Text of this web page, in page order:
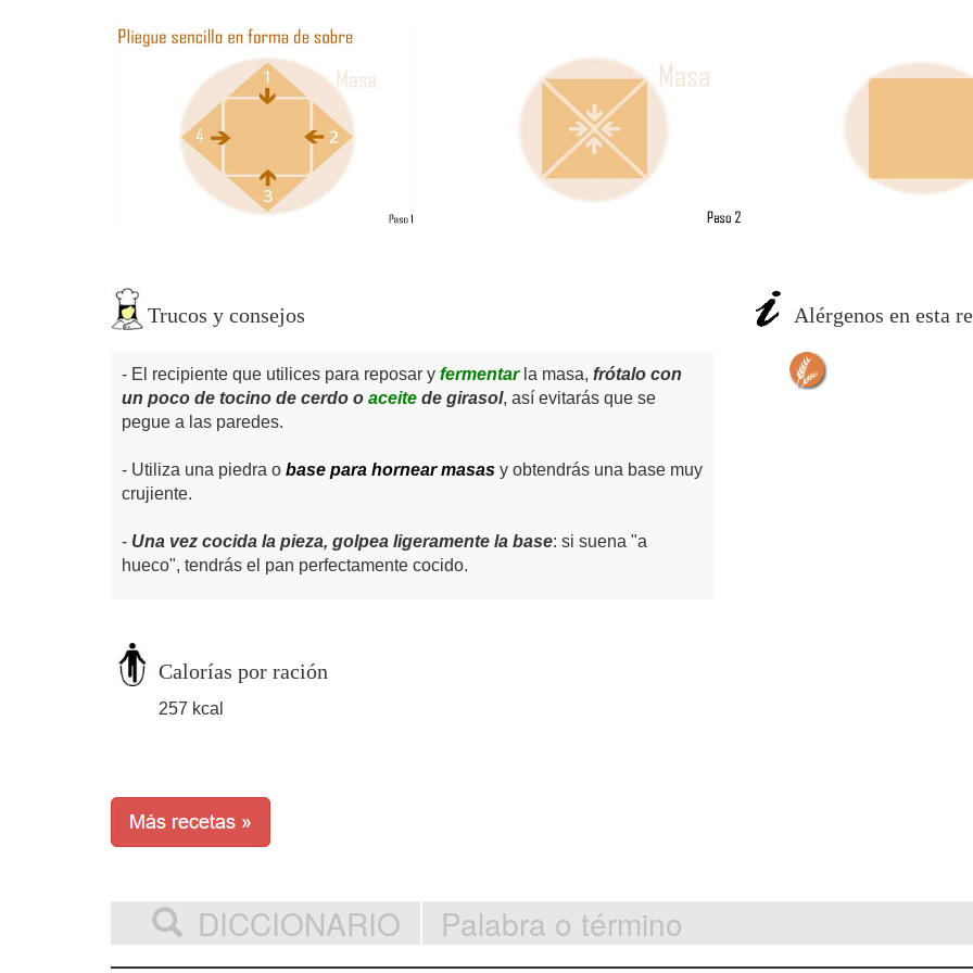
Trucos y consejos
El recipiente que utilices para reposar y fermentarla masa, frótalo con
un poco de tocino de cerdo o aceite de girasol, así evitarás que se
pegue a las paredes.
Utiliza una piedra o base para hornear masas y obtendrás una base muy
crujiente.
Una vez cocida la pieza, golpea ligeramente la base: si suena "a
hueco", tendrás el pan perfectamente cocido.
Alérgenos en esta
Calorías por ración
257 kcal
DICCIONARIO